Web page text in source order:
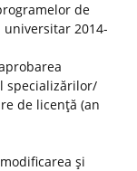
de
2014-
specializărilor/
de licenţă (an
şi